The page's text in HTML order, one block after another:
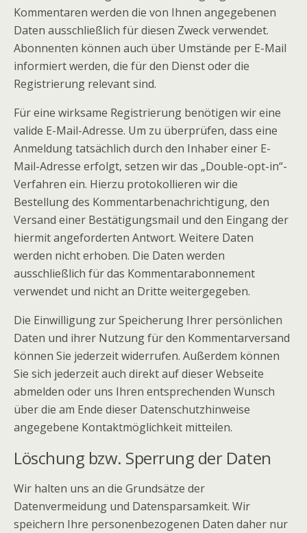
Kommentaren werden die von Ihnen angegebenen
Daten ausschließlich für diesen Zweck verwendet.
Abonnenten können auch über Umstände per E-Mail
informiert werden, die für den Dienst oder die
Registrierung relevant sind.
Für eine wirksame Registrierung benötigen wir eine
valide E-Mail-Adresse. Um zu überprüfen, dass eine
Anmeldung tatsächlich durch den Inhaber einer E-
Mail-Adresse erfolgt, setzen wir das „Double-opt-in“-
Verfahren ein. Hierzu protokollieren wir die
Bestellung des Kommentarbenachrichtigung, den
Versand einer Bestätigungsmail und den Eingang der
hiermit angeforderten Antwort. Weitere Daten
werden nicht erhoben. Die Daten werden
ausschließlich für das Kommentarabonnement
verwendet und nicht an Dritte weitergegeben.
Die Einwilligung zur Speicherung Ihrer persönlichen
Daten und ihrer Nutzung für den Kommentarversand
können Sie jederzeit widerrufen. Außerdem können
Sie sich jederzeit auch direkt auf dieser Webseite
abmelden oder uns Ihren entsprechenden Wunsch
über die am Ende dieser Datenschutzhinweise
angegebene Kontaktmöglichkeit mitteilen.
Löschung bzw. Sperrung der Daten
Wir halten uns an die Grundsätze der
Datenvermeidung und Datensparsamkeit. Wir
speichern Ihre personenbezogenen Daten daher nur